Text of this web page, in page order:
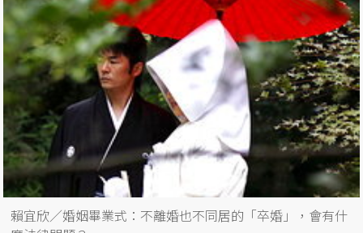
賴宜欣／婚姻畢業式：不離婚也不同居的「卒婚」，會有什